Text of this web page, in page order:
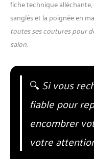
fiche technique alléchante,
sanglés et la poignée en
toutes ses coutures pour
salon.
🔍Si vous
fiable pour
encombrer
votre